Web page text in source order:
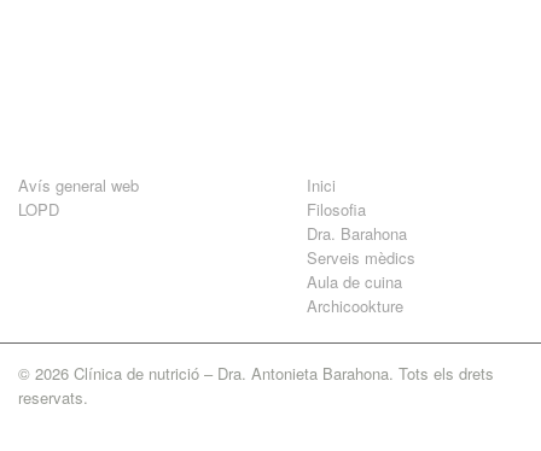
Avís general web
LOPD
Inici
Filosofia
Dra. Barahona
Serveis mèdics
Aula de cuina
Archicookture
© 2026 Clínica de nutrició – Dra. Antonieta Barahona. Tots els drets
reservats.